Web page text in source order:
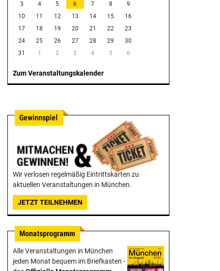
3
4 5 6 7 8
9
10
11 12 13 14 15
16
17
18 19 20 21 22
23
24
25 26 27 28 29
30
31
1 2 3 4 5 6
Zum Veranstaltungskalender
Wir verlosen regelmäßig Eintrittskarten zu
aktuellen Veranstaltungen in München.
JETZT TEILNEHMEN
Alle Veranstaltungen in München
jeden Monat bequem im Briefkasten -